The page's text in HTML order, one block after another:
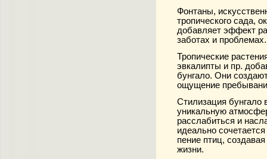
Фонтаны,
тропического сада,
добавляет эффект
заботах и проблемах.
Тропические
эвкалипты и пр.
бунгало. Они
ощущение
Стилизация бунгало
уникальную
расслабиться и
идеально
пение птиц,
жизни.